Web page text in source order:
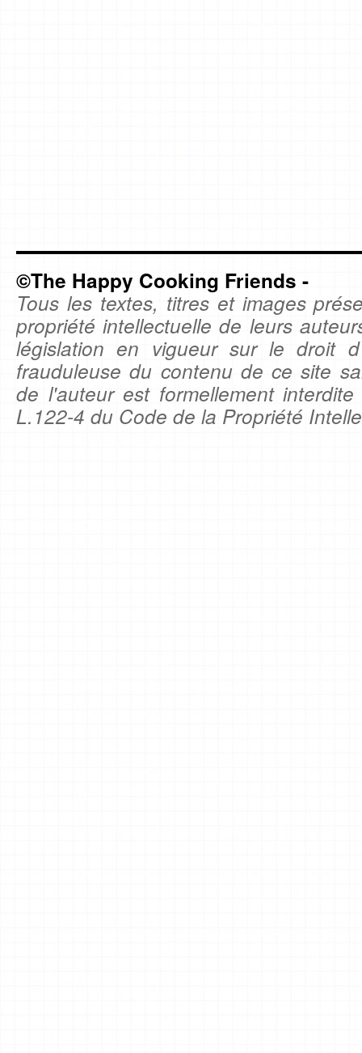
©The Happy Cooking Friends -
Tous les textes, titres et images
propriété intellectuelle de leurs
législation en vigueur sur le droit
frauduleuse du contenu de ce site
de l'auteur est formellement
L.122-4 du Code de la Propriété